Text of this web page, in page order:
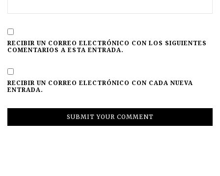
RECIBIR UN CORREO ELECTRÓNICO CON LOS SIGUIENTES
COMENTARIOS A ESTA ENTRADA.
RECIBIR UN CORREO ELECTRÓNICO CON CADA NUEVA
ENTRADA.